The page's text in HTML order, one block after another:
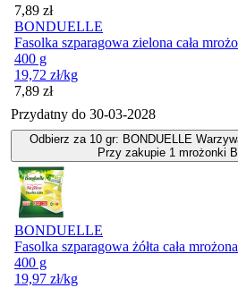
Cena
7,89 zł
BONDUELLE
Fasolka szparagowa zielona cała
400 g
19,72 zł/kg
Cena
7,89 zł
Przydatny do 30-03-2028
Odbierz za 10 gr: BONDUELLE
Przy zakupie 1 mrożonki
BONDUELLE
Fasolka szparagowa żółta cała mrożona
400 g
19,97 zł/kg